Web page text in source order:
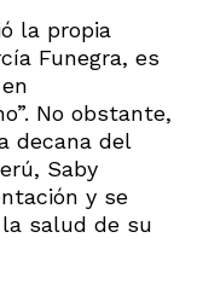
la propia
Funegra, es
No obstante,
decana del
Saby
y se
salud de su